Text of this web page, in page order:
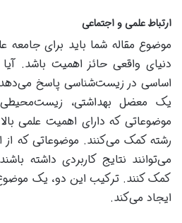
ارتباط علمی و اجتماعی
موضوع مقاله شما باید برای
دنیای واقعی حائز اهمیت باشد.
اساسی در زیست‌شناسی پاسخ می‌دهد؟
یک معضل بهداشتی، زیست‌محیطی
موضوعاتی که دارای اهمیت علمی
رشته کمک می‌کنند. موضوعاتی که از
می‌توانند نتایج کاربردی داشته
کمک کنند. ترکیب این دو، یک
ایجاد می‌کند.